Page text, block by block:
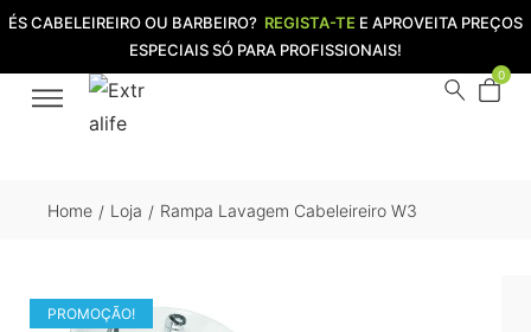
ÉS CABELEIREIRO OU BARBEIRO? REGISTA-TE E APROVEITA PREÇOS
ESPECIAIS SÓ PARA PROFISSIONAIS!
0
Home / Loja / Rampa Lavagem Cabeleireiro W3
PROMOÇÃO!